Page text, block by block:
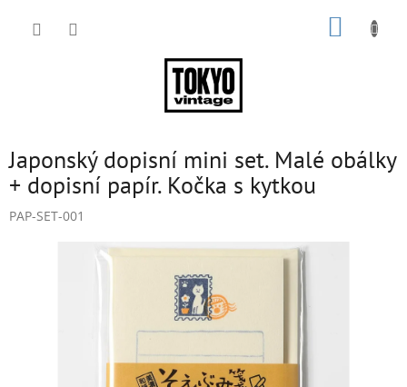
Japonský dopisní mini set. Malé obálky
+ dopisní papír. Kočka s kytkou
PAP-SET-001